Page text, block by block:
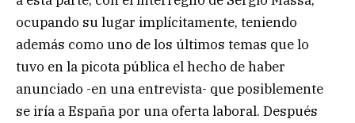
ocupando su lugar implícitamente, teniendo
además como uno de los últimos temas que lo
tuvo en la picota pública el hecho de haber
anunciado -en una entrevista- que posiblemente
se iría a España por una oferta laboral. Después